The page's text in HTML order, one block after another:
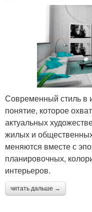
Современный стиль в
понятие, которое
актуальных
жилых и
меняются вместе с
планировочных,
интерьеров.
читать дальше →